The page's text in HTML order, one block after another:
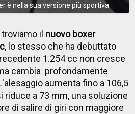
è nella sua versione più sportiva
il nuovo boxer
, lo stesso che ha debuttato
1.254 cc non cresce
cambia profondamente
aumenta fino a 106,5
riduce a 73 mm, una soluzione
di salire di giri con maggiore